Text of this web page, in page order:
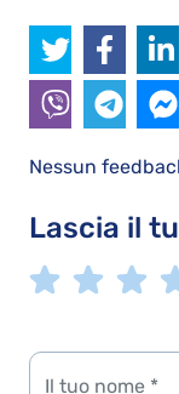
Nessun
Lascia il